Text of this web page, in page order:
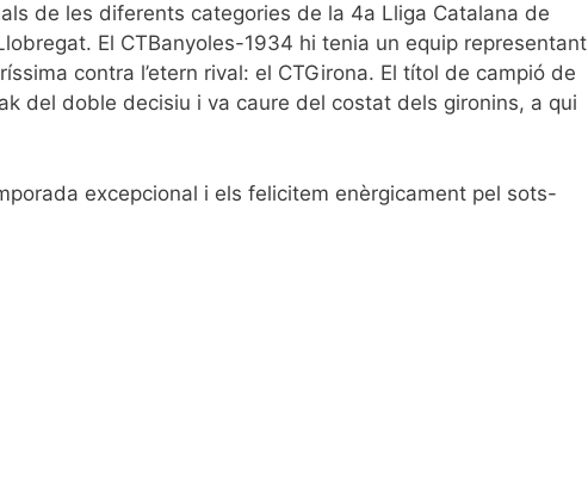
de les diferents categories de la 4a Lliga Catalana de
El CTBanyoles-1934 hi tenia un equip representant
contra l’etern rival: el CTGirona. El títol de campió de
del doble decisiu i va caure del costat dels gironins, a qui
excepcional i els felicitem enèrgicament pel sots-